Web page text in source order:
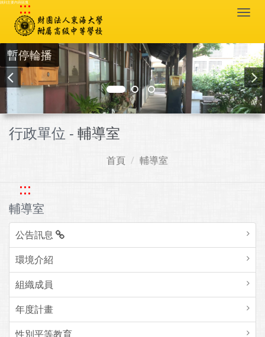
跳到主要內容區塊
:::
暫停輪播
行政單位 - 輔導室
首頁 輔導室
:::
輔導室
公告訊息
環境介紹
組織成員
年度計畫
性別平等教育